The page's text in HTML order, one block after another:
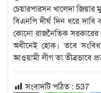
চেয়ারপারসন খালেদা
বিএনপি দীর্ঘ দিন ধরে
কোনো রাজনৈতিক সরকারের
অধীনেই হোক। তবে
আওয়ামী লীগ তা তীব্রভাবে
সংবাদটি পঠিত : 537